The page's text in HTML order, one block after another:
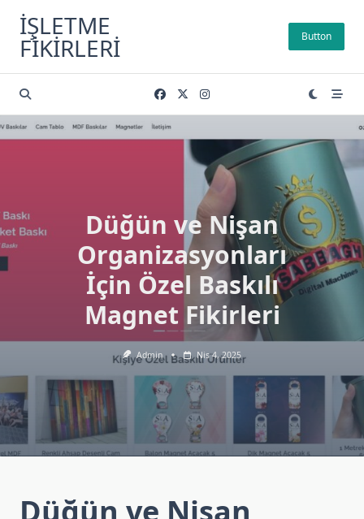
content
İŞLETME
FIKIRLERI Button
Düğün ve Nişan
Organizasyonları
İçin Özel Baskılı
Magnet Fikirleri
Admin Nis 4, 2025